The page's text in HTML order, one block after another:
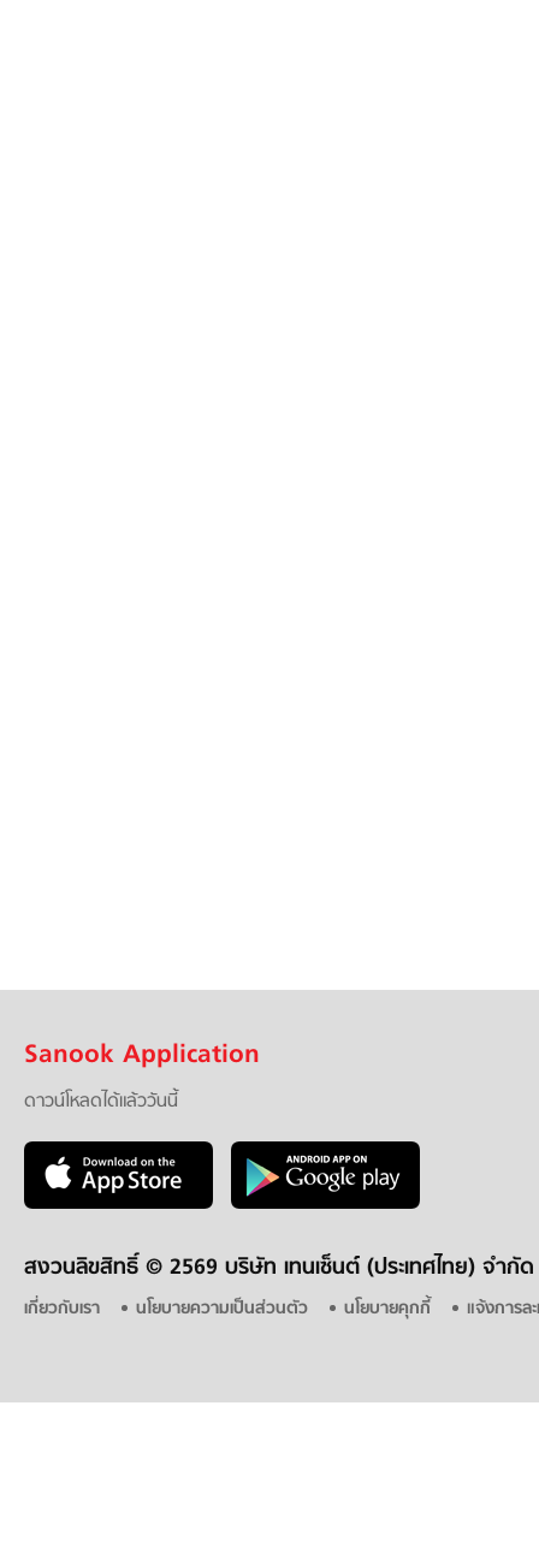
Sanook Application
ดาวน์โหลดได้แล้ววันนี้
สงวนลิขสิทธิ์ © 2569 บริษัท เทนเซ็นต์ (ประเทศไทย) จำกัด
เกี่ยวกับเรา นโยบายความเป็นส่วนตัว นโยบายคุกกี้ แจ้งการล